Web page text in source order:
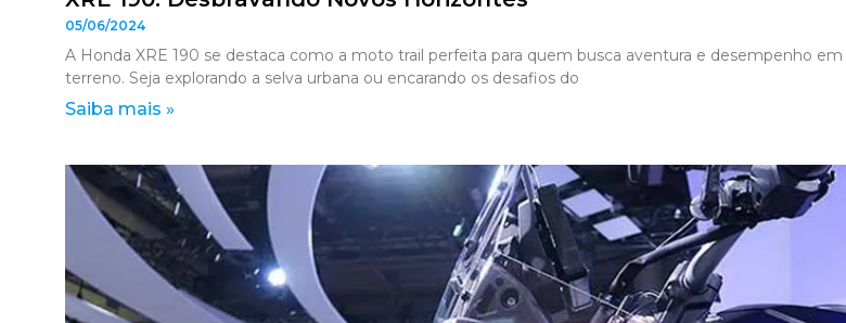
05/06/2024
A Honda XRE 190 se destaca como a moto trail perfeita para quem busca aventura e desempenho
terreno. Seja explorando a selva urbana ou encarando os desafios do
Saiba mais »